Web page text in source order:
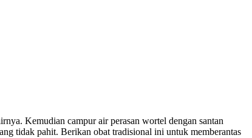
Kemudian campur air perasan wortel dengan santan
tidak pahit. Berikan obat tradisional ini untuk memberantas